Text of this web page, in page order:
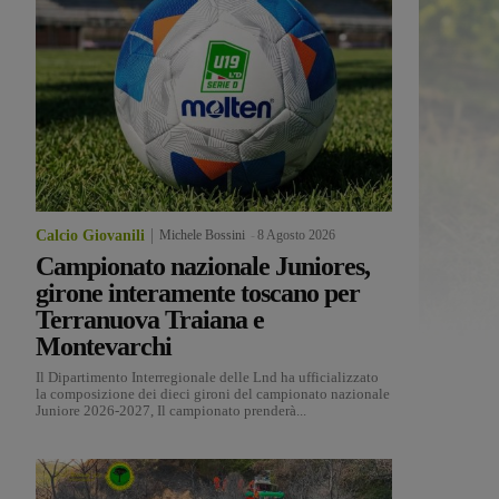
Calcio Giovanili Michele Bossini 8 Agosto 2026
Campionato nazionale Juniores,
girone interamente toscano per
Terranuova Traiana e
Montevarchi
Il Dipartimento Interregionale delle Lnd ha ufficializzato
la composizione dei dieci gironi del campionato nazionale
Juniore 2026-2027, Il campionato prenderà...